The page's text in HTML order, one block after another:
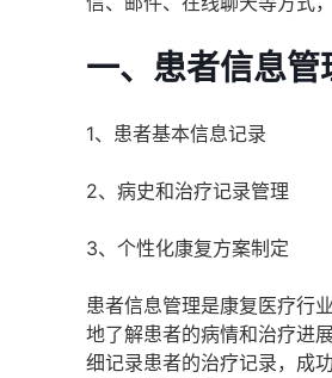
一、患者信息管
1、患者基本信息记录
2、病史和治疗记录管理
3、个性化康复方案制定
患者信息管理是康复医疗行
地了解患者的病情和治疗进
细记录患者的治疗记录，成